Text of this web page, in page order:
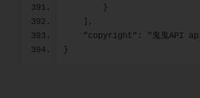
        }
    ],
"copyright": "鬼鬼API
}